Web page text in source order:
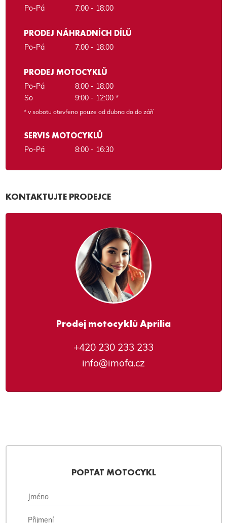
Po-Pá 7:00 - 18:00
PRODEJ NÁHRADNÍCH DÍLŮ
Po-Pá 7:00 - 18:00
PRODEJ MOTOCYKLŮ
Po-Pá
8:00 - 18:00
So
9:00 - 12:00 *
* v sobotu otevřeno pouze od dubna do do září
SERVIS MOTOCYKLŮ
Po-Pá 8:00 - 16:30
KONTAKTUJTE PRODEJCE
Prodej motocyklů Aprilia
+420 230 233 233
info@imofa.cz
POPTAT MOTOCYKL